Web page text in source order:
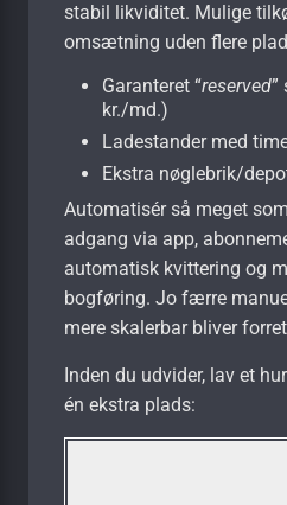
stabil likviditet. Mulige
omsætning uden flere
Garanteret “reserved”
kr./md.)
Ladestander med
Ekstra nøglebrik/
Automatisér så meget
adgang via app,
automatisk kvittering og
bogføring. Jo færre
mere skalerbar bliver
Inden du udvider, lav et
én ekstra plads: